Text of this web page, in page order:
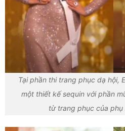
Tại phần thi trang phục dạ hội,
một thiết kế sequin với phần
từ trang phục của